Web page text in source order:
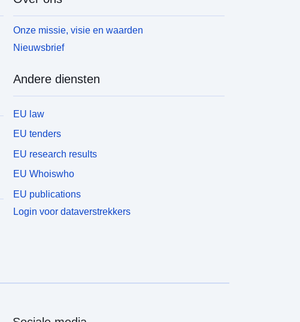
Onze missie, visie en waarden
Nieuwsbrief
Andere diensten
EU law
EU tenders
EU research results
EU Whoiswho
EU publications
Login voor dataverstrekkers